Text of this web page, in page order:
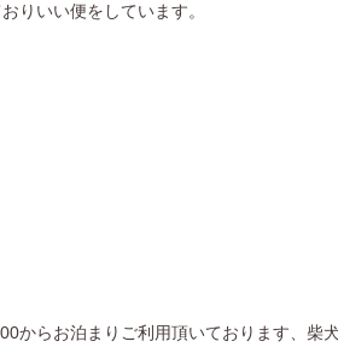
りいい便をしています。
からお泊まりご利用頂いております、柴